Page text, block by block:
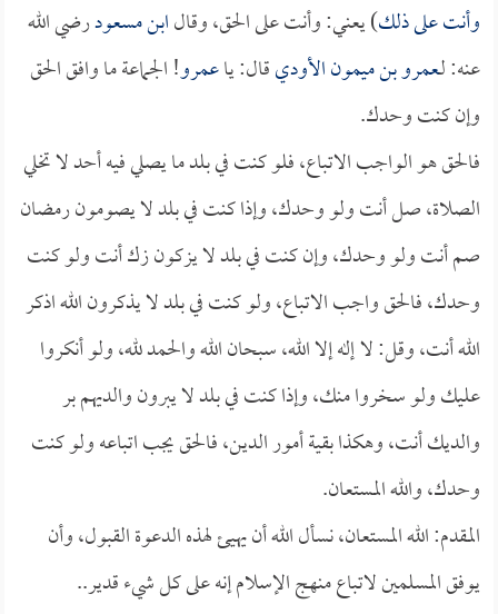
وأنت على ذلك) يعني: وأنت على الحق، وقالابن مسعودرضي الله
عنه: لـعمرو بن ميمون الأوديقال: ياعمرو! الجماعة ما وافق الحق
وإن كنت وحدك.
فالحق هو الواجب الاتباع، فلو كنت في بلد ما يصلي فيه أحد لا تخلي
الصلاة، صل أنت ولو وحدك، وإذا كنت في بلد لا يصومون رمضان
صم أنت ولو وحدك، وإن كنت في بلد لا يزكون زك أنت ولو كنت
وحدك، فالحق واجب الاتباع، ولو كنت في بلد لا يذكرون الله اذكر
الله أنت، وقل: لا إله إلا الله، سبحان الله والحمد لله، ولو أنكروا
عليك ولو سخروا منك، وإذا كنت في بلد لا يبرون والديهم بر
والديك أنت، وهكذا بقية أمور الدين، فالحق يجب اتباعه ولو كنت
وحدك، والله المستعان.
المقدم: الله المستعان، نسأل الله أن يهيئ لهذه الدعوة القبول، وأن
يوفق المسلمين لاتباع منهج الإسلام إنه على كل شيء قدير..